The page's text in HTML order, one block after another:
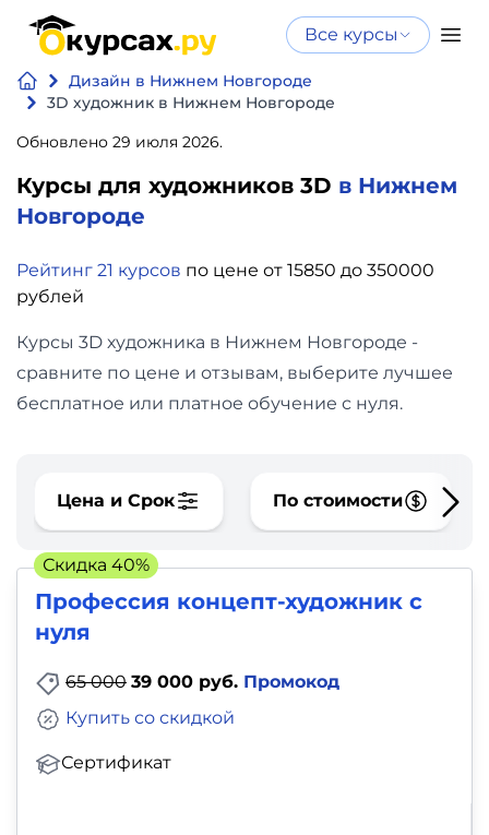
Все курсы
Дизайн в Нижнем Новгороде
3D художник в Нижнем Новгороде
Обновлено 29 июля 2026.
Курсы для художников 3D в Нижнем
Новгороде
Рейтинг 21 курсов по цене от 15850 до 350000
рублей
Курсы 3D художника в Нижнем Новгороде -
сравните по цене и отзывам, выберите лучшее
бесплатное или платное обучение с нуля.
Цена и Срок По стоимости
Профессия концепт-художник с
нуля
65 000 39 000 руб. Промокод
Сертификат
Купить со скидкой
Скидка 40%
Нейросеть
и ИИ
Бизнес
финансы
Дизайн
Аналитика
фото,
аудио
Маркетинг
Иностранный
язык
Для
детей
Нейросеть и ИИ
интеллекту